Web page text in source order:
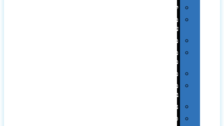
למטבח
מוצרי
עור
מחברות
מחזיקי
מפתחות
משחקים
מתנה
בפחית
נסיעות
ספורט